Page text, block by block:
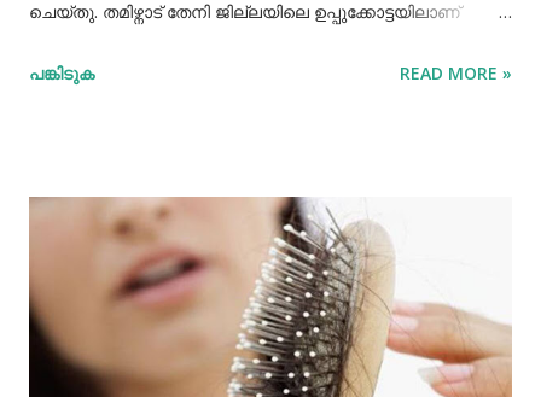
ചെയ്തു. തമിഴ്നാട് തേനി ജില്ലയിലെ ഉപ്പുക്കോട്ടയിലാണ്
സ്വദേശികളായ ദമ്ബതികളുമാണ് അറസ്റ്റിലായത്. തേനി
സമയവും മദ്യലഹരിയിലും. തന്‍റെ കുഞ്ഞിനെ ഒരു ലക്ഷം
രൂപക്ക് വില്‍പ്പന നടത്തിയതായി അച്ഛൻ
മദ്യലഹരിയിലിരിക്കെ സമീപവാസികളിലൊരാളോട് പറഞ്ഞു.
ഇതോടെയാണ് വിവരം പുറത്തറിഞ്ഞത്. തുടർന്ന്
അയല്‍വാസി പൊലീസിലും ചൈല്‍ഡ് ലൈനിലും വിവരം
അറിയിക്കുകയായിരുന്നു. പൊലീസെത്തി അച്ഛനെയും
പങ്കിടുക READ MORE »